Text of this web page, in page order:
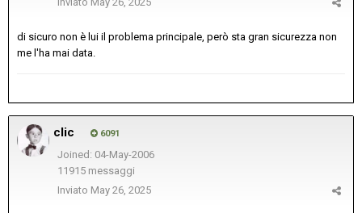
di sicuro non è lui il problema principale, però sta gran sicurezza non
me l'ha mai data.
clic 6091
Joined: 04-May-2006
11915 messaggi
Inviato May 26, 2025